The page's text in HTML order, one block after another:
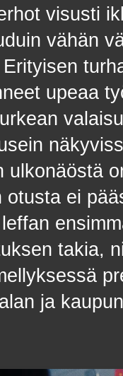
visusti
vähän
upeaa
ulkonäöstä
otusta ei
takia,
ja